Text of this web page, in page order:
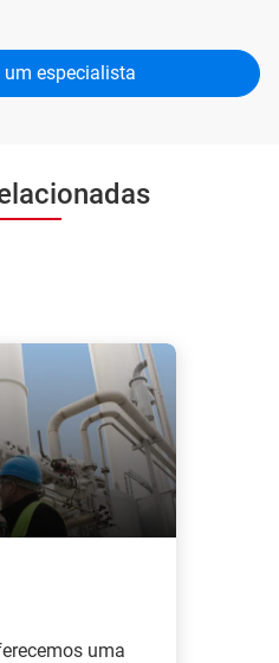
um especialista
uma